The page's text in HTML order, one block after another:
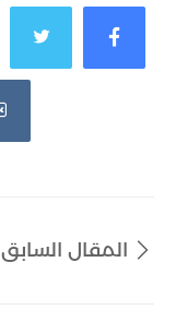
المقال السابق